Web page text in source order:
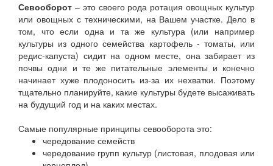
Севооборот – это своего рода ротация овощных культур
или овощных с техническими, на Вашем участке. Дело в
том, что если одна и та же культура (или например
культуры из одного семейства картофель - томаты, или
редис-капуста) сидит на одном месте, она забирает из
почвы одни и те же питательные элементы и конечно
начинает хуже плодоносить из-за их нехватки. Поэтому
тщательно планируйте, какие культуры будете высаживать
на будущий год и на каких местах.
Самые популярные принципы севооборота это:
чередование семейств
чередование групп культур (листовая, плодовая или